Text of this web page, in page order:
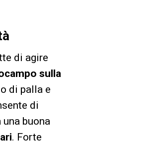
di agire
sulla
di palla e
di
buona
. Forte